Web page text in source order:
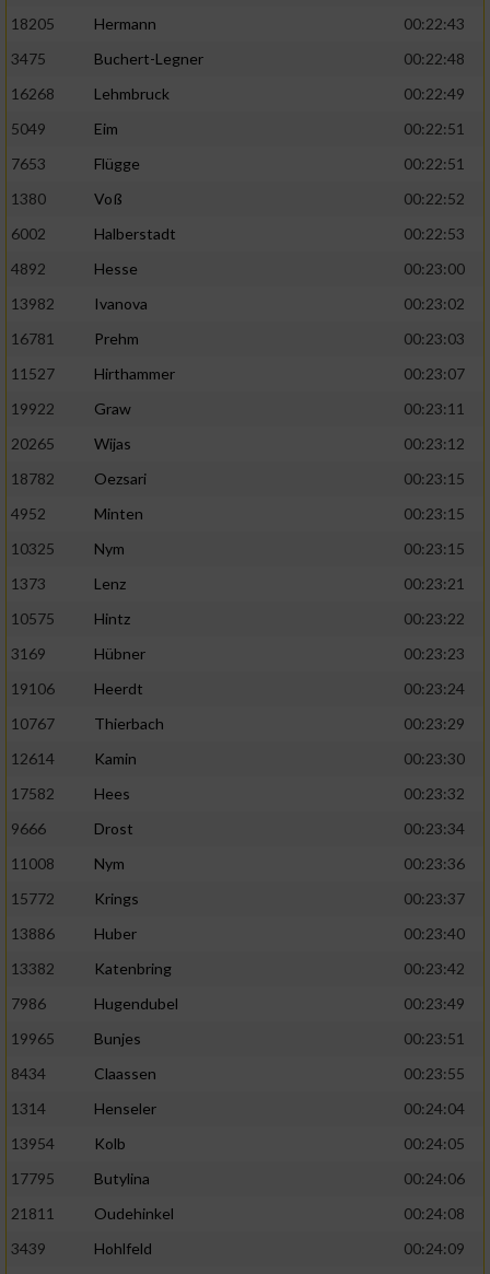
18205
Hermann
00:22:43
3475
Buchert-Legner
00:22:48
16268
Lehmbruck
00:22:49
5049
Eim
00:22:51
7653
Flügge
00:22:51
1380
Voß
00:22:52
6002
Halberstadt
00:22:53
4892
Hesse
00:23:00
13982
Ivanova
00:23:02
16781
Prehm
00:23:03
11527
Hirthammer
00:23:07
19922
Graw
00:23:11
20265
Wijas
00:23:12
18782
Oezsari
00:23:15
4952
Minten
00:23:15
10325
Nym
00:23:15
1373
Lenz
00:23:21
10575
Hintz
00:23:22
3169
Hübner
00:23:23
19106
Heerdt
00:23:24
10767
Thierbach
00:23:29
12614
Kamin
00:23:30
17582
Hees
00:23:32
9666
Drost
00:23:34
11008
Nym
00:23:36
15772
Krings
00:23:37
13886
Huber
00:23:40
13382
Katenbring
00:23:42
7986
Hugendubel
00:23:49
19965
Bunjes
00:23:51
8434
Claassen
00:23:55
1314
Henseler
00:24:04
13954
Kolb
00:24:05
17795
Butylina
00:24:06
21811
Oudehinkel
00:24:08
3439
Hohlfeld 00:24:09